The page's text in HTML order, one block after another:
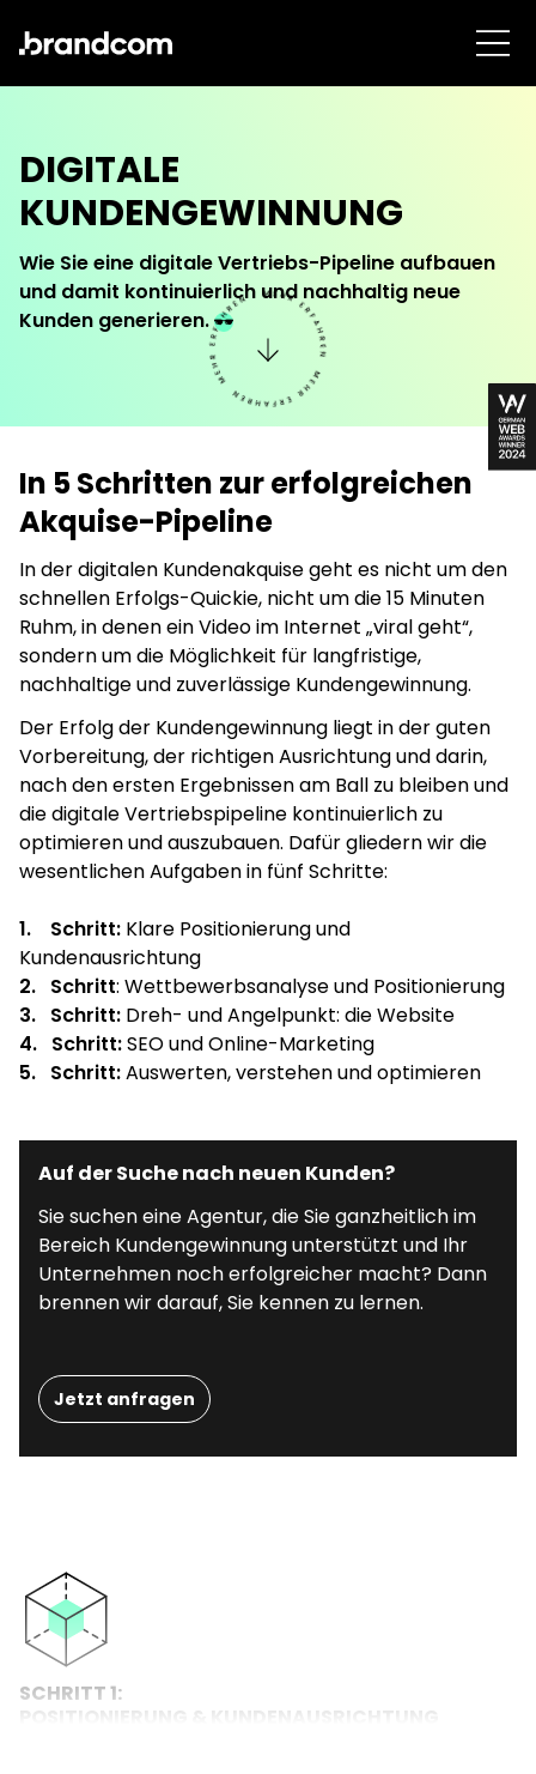
DIGITALE
KUNDENGEWINNUNG
Wie Sie eine digitale Vertriebs-Pipeline aufbauen
und damit kontinuierlich und nachhaltig neue
Kunden generieren.
In 5 Schritten zur erfolgreichen
Akquise-Pipeline
In der digitalen Kundenakquise geht es nicht um den
schnellen Erfolgs-Quickie, nicht um die 15 Minuten
Ruhm, in denen ein Video im Internet „viral geht“,
sondern um die Möglichkeit für langfristige,
nachhaltige und zuverlässige Kundengewinnung.
Der Erfolg der Kundengewinnung liegt in der guten
Vorbereitung, der richtigen Ausrichtung und darin,
nach den ersten Ergebnissen am Ball zu bleiben und
die digitale Vertriebspipeline kontinuierlich zu
optimieren und auszubauen. Dafür gliedern wir die
wesentlichen Aufgaben in fünf Schritte:
1. Schritt: Klare Positionierung und
Kundenausrichtung
2. Schritt: Wettbewerbsanalyse und Positionierung
3. Schritt: Dreh- und Angelpunkt: die Website
4. Schritt:SEO und Online-Marketing
5. Schritt:Auswerten, verstehen und optimieren
Auf der Suche nach neuen Kunden?
Sie suchen eine Agentur, die Sie ganzheitlich im
Bereich Kundengewinnung unterstützt und Ihr
Unternehmen noch erfolgreicher macht? Dann
brennen wir darauf, Sie kennen zu lernen.
Jetzt anfragen
SCHRITT 1: